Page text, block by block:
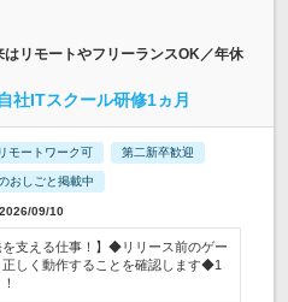
リモートやフリーランスOK／年休
社ITスクール研修1ヵ月
リモートワーク可 第二新卒歓迎
おしごと掲載中
09/10
を支える仕事！】◆リリース前のゲー
しく動作することを確認します◆1